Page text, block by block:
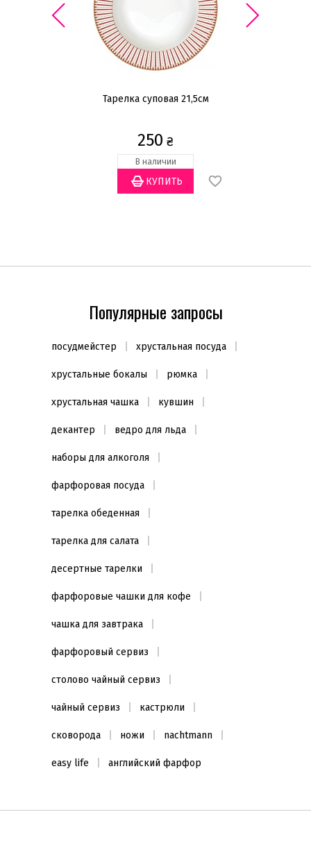
Тарелка суповая 21,5см
250 ₴
В наличии
Популярные запросы
посудмейстер хрустальная посуда
хрустальные бокалы рюмка
хрустальная чашка кувшин
декантер ведро для льда
наборы для алкоголя
фарфоровая посуда
тарелка обеденная
тарелка для салата
десертные тарелки
фарфоровые чашки для кофе
чашка для завтрака
фарфоровый сервиз
столово чайный сервиз
чайный сервиз кастрюли
сковорода ножи nachtmann
easy life английский фарфор